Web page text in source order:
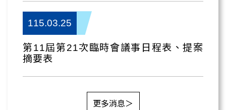
115.03.25
第11屆第21次臨時會議事日程表、提案
摘要表
更多消息＞